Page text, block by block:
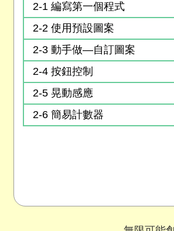
2-1 編寫第一個程式
2-2 使用預設圖案
2-3 動手做—自訂圖案
2-4 按鈕控制
2-5 晃動感應
2-6 簡易計數器